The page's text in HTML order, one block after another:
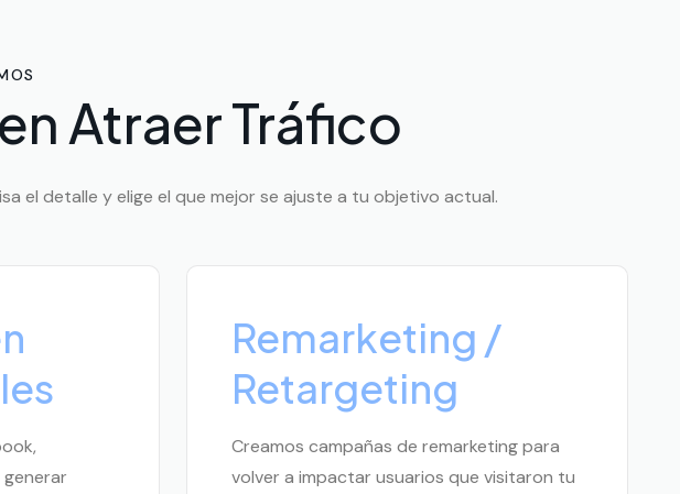
Atraer Tráfico
el detalle y elige el que mejor se ajuste a tu objetivo actual.
Remarketing /
Retargeting
Creamos campañas de remarketing para
volver a impactar usuarios que visitaron tu